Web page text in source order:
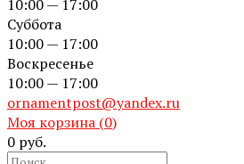
10:00 — 17:00
Суббота
10:00 — 17:00
Воскресенье
10:00 — 17:00
ornamentpost@yandex.ru
Моя корзина (0)
0 руб.